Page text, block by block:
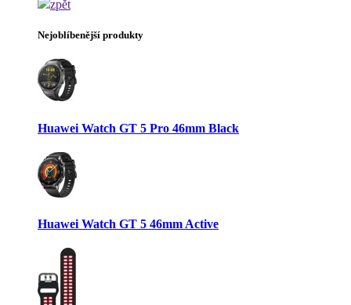
zpět
Nejoblíbenější produkty
Huawei Watch GT 5 Pro 46mm Black
Huawei Watch GT 5 46mm Active